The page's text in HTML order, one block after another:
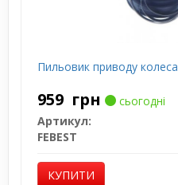
Пильовик приводу колеса
959 грн
сьогодні
Артикул:
FEBEST
КУПИТИ